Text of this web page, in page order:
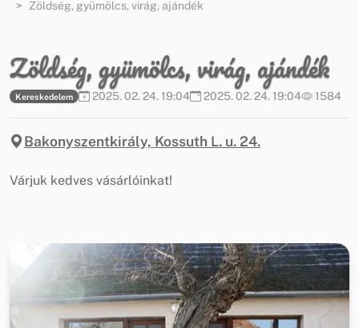
Zöldség, gyümölcs, virág, ajándék
Zöldség, gyümölcs, virág, ajándék
Kereskedelem 2025. 02. 24. 19:04 2025. 02. 24. 19:04 1584
Bakonyszentkirály, Kossuth L. u. 24.
Várjuk kedves vásárlóinkat!